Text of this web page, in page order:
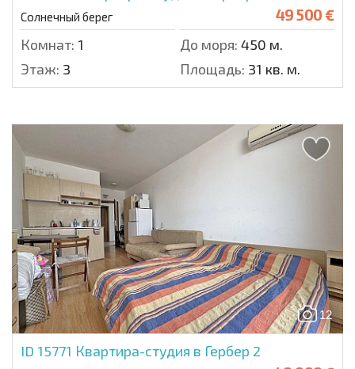
Солнечный берег 49 500 €
Комнат: 1 До моря: 450 м.
Этаж: 3 Площадь: 31 кв. м.
12
ID 15771 Квартира-студия в Гербер 2